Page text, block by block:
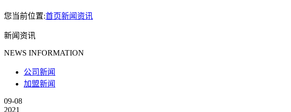
您当前位置:首页新闻资讯
新闻资讯
NEWS INFORMATION
公司新闻
加盟新闻
09-08
2021